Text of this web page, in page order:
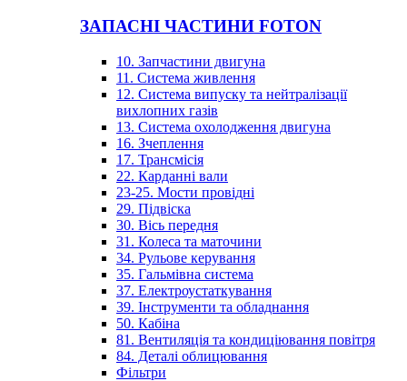
ЗАПАСНІ ЧАСТИНИ FOTON
10. Запчастини двигуна
11. Система живлення
12. Система випуску та нейтралізації
вихлопних газів
13. Система охолодження двигуна
16. Зчеплення
17. Трансмісія
22. Карданні вали
23-25. Мости провідні
29. Підвіска
30. Вісь передня
31. Колеса та маточини
34. Рульове керування
35. Гальмівна система
37. Електроустаткування
39. Інструменти та обладнання
50. Кабіна
81. Вентиляція та кондиціювання повітря
84. Деталі облицювання
Фільтри